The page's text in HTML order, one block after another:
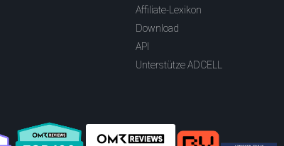
Affiliate-Lexikon
Download
API
Unterstütze ADCELL